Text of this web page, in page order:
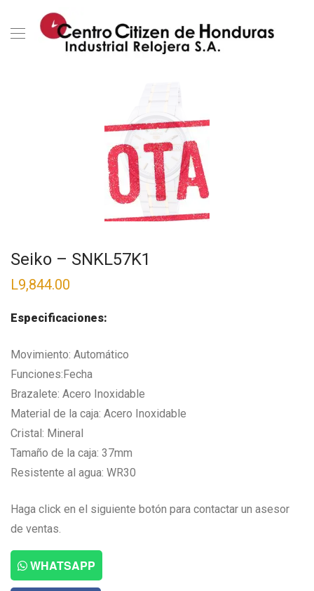
Seiko – SNKL57K1
L9,844.00
Especificaciones:
Movimiento: Automático
Funciones:Fecha
Brazalete: Acero Inoxidable
Material de la caja: Acero Inoxidable
Cristal: Mineral
Tamaño de la caja: 37mm
Resistente al agua: WR30
Haga click en el siguiente botón para contactar un asesor
de ventas.
WHATSAPP